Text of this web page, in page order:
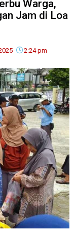
Warga,
Jam di Loa
2:24 pm